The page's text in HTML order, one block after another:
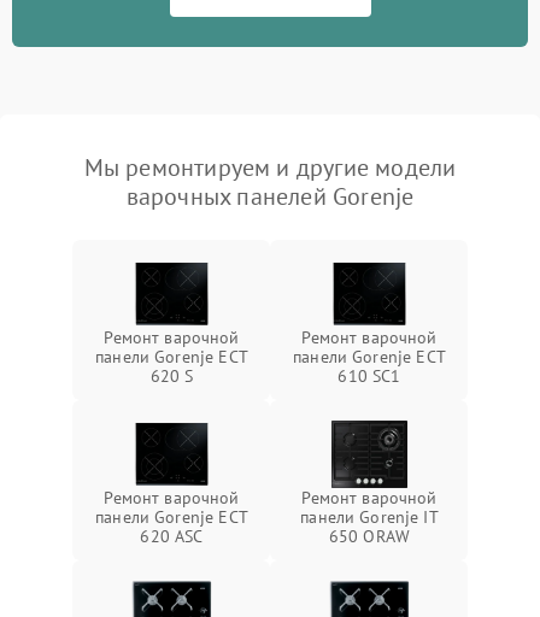
Мы ремонтируем и другие модели
варочных панелей Gorenje
Ремонт варочной
панели Gorenje ECT
620 S
Ремонт варочной
панели Gorenje ECT
610 SC1
Ремонт варочной
панели Gorenje ECT
620 ASC
Ремонт варочной
панели Gorenje IT
650 ORAW